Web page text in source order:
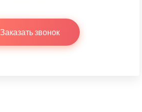
Заказать звонок